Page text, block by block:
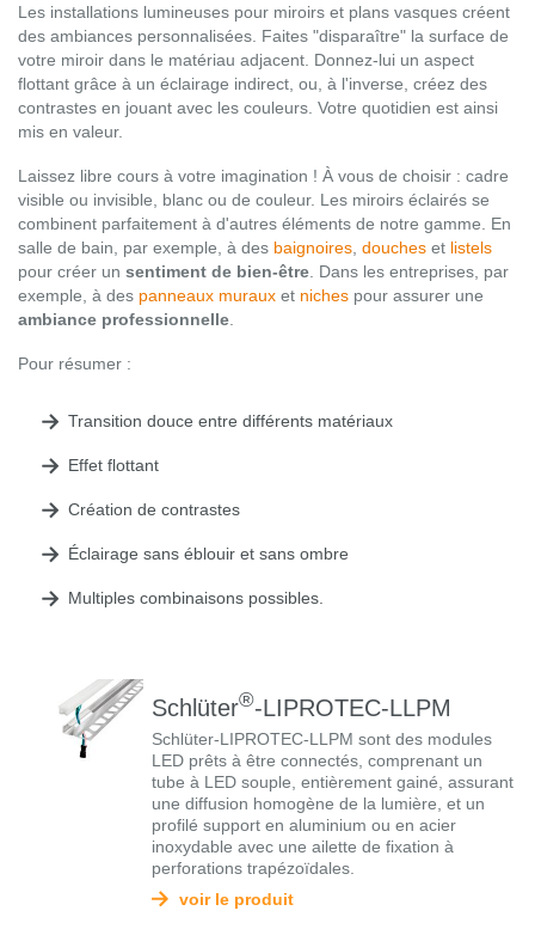
Les installations lumineuses pour miroirs et plans vasques créent
des ambiances personnalisées. Faites "disparaître" la surface de
votre miroir dans le matériau adjacent. Donnez-lui un aspect
flottant grâce à un éclairage indirect, ou, à l'inverse, créez des
contrastes en jouant avec les couleurs. Votre quotidien est ainsi
mis en valeur.
Laissez libre cours à votre imagination ! À vous de choisir : cadre
visible ou invisible, blanc ou de couleur. Les miroirs éclairés se
combinent parfaitement à d'autres éléments de notre gamme. En
salle de bain, par exemple, à des baignoires douches et listels
pour créer un sentiment de bien-être . Dans les entreprises, par
exemple, à des panneaux muraux et niches pour assurer une
ambiance professionnelle
Pour résumer :
Transition douce entre différents matériaux
Effet flottant
Création de contrastes
Éclairage sans éblouir et sans ombre
Multiples combinaisons possibles.
Schlüter®-LIPROTEC-LLPM
Schlüter-LIPROTEC-LLPM sont des modules
LED prêts à être connectés, comprenant un
tube à LED souple, entièrement gainé, assurant
une diffusion homogène de la lumière, et un
profilé support en aluminium ou en acier
inoxydable avec une ailette de fixation à
perforations trapézoïdales.
voir le produit